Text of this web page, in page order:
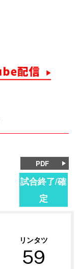
PDF
試合終了/確
定
リンタツ
59